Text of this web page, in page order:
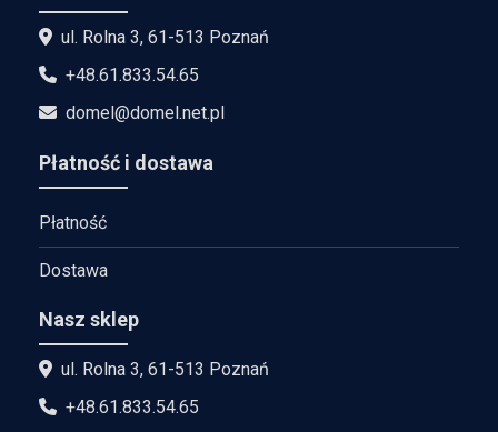
ul. Rolna 3, 61-513 Poznań
+48.61.833.54.65
domel@domel.net.pl
Płatność i dostawa
Płatność
Dostawa
Nasz sklep
ul. Rolna 3, 61-513 Poznań
+48.61.833.54.65